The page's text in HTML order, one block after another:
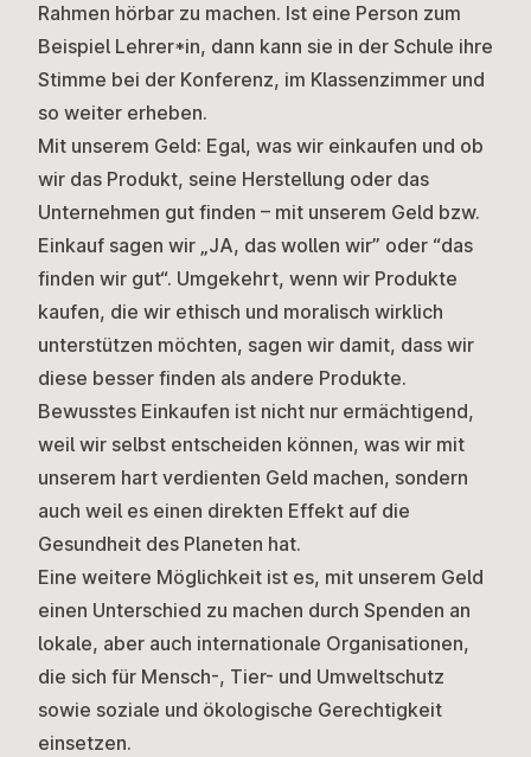
Rahmen hörbar zu machen. Ist eine Person zum
Beispiel Lehrer*in, dann kann sie in der Schule ihre
Stimme bei der Konferenz, im Klassenzimmer und
so weiter erheben.
Mit unserem Geld: Egal, was wir einkaufen und ob
wir das Produkt, seine Herstellung oder das
Unternehmen gut finden – mit unserem Geld bzw.
Einkauf sagen wir „JA, das wollen wir” oder “das
finden wir gut“. Umgekehrt, wenn wir Produkte
kaufen, die wir ethisch und moralisch wirklich
unterstützen möchten, sagen wir damit, dass wir
diese besser finden als andere Produkte.
Bewusstes Einkaufen ist nicht nur ermächtigend,
weil wir selbst entscheiden können, was wir mit
unserem hart verdienten Geld machen, sondern
auch weil es einen direkten Effekt auf die
Gesundheit des Planeten hat.
Eine weitere Möglichkeit ist es, mit unserem Geld
einen Unterschied zu machen durch Spenden an
lokale, aber auch internationale Organisationen,
die sich für Mensch-, Tier- und Umweltschutz
sowie soziale und ökologische Gerechtigkeit
einsetzen.